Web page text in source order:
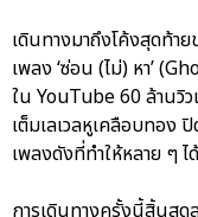
เดินทางมาถึงโค้งสุดท้า
เพลง ‘ซ่อน (ไม่) หา’
ใน YouTube 60 ล้านวิว
เต็มเลเวลหูเคลือบทอง
เพลงดังที่ทำให้หลาย ๆ
การเดินทางครั้งนี้สิ้นสุด